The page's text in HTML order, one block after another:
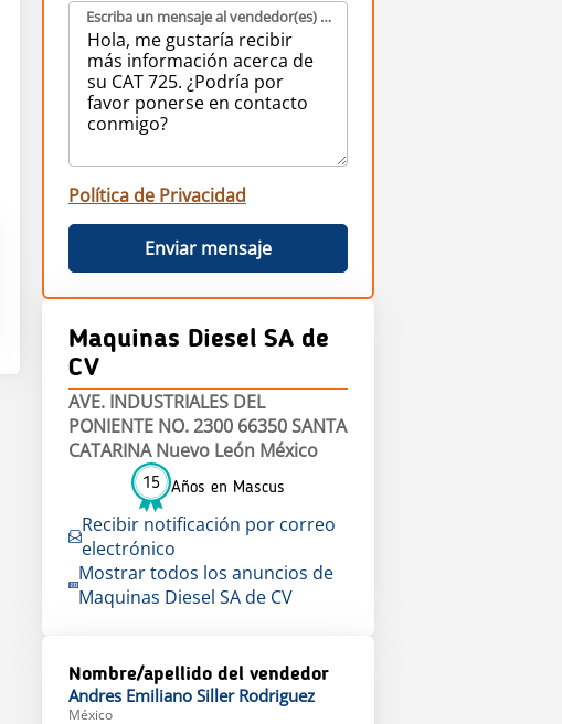
Escriba un mensaje al vendedor(es) (obligatorio)
Política de Privacidad
Enviar mensaje
Maquinas Diesel SA de
CV
AVE. INDUSTRIALES DEL
PONIENTE NO. 2300 66350 SANTA
CATARINA Nuevo León México
15 Años en Mascus
Recibir notificación por correo
electrónico
Mostrar todos los anuncios de
Maquinas Diesel SA de CV
Nombre/apellido del vendedor
Andres Emiliano Siller Rodriguez
México